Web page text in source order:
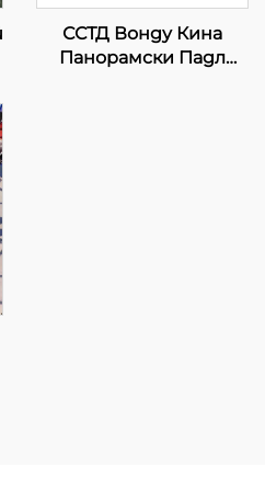
ССТД Вонду Кина
Панорамски Падл